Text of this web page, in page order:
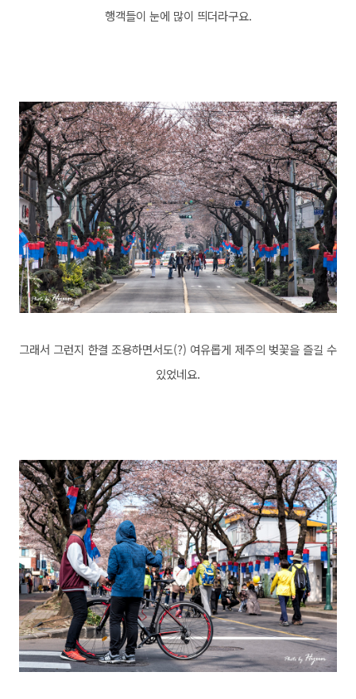
행객들이 눈에 많이 띄더라구요.
그래서 그런지 한결 조용하면서도(?) 여유롭게 제주의 벚꽃을 즐길 수
있었네요.